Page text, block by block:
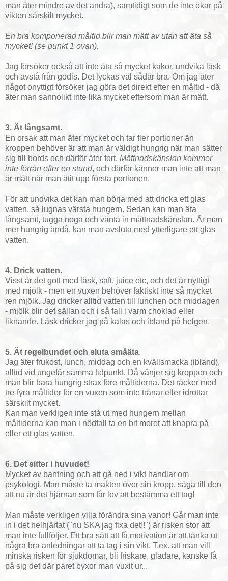
man äter mindre av det andra), samtidigt som de inte ökar på
vikten särskilt mycket.
En bra komponerad måltid blir man mätt av utan att äta så
mycket! (se punkt 1 ovan).
Jag försöker också att inte äta så mycket kakor, undvika läsk
och avstå från godis. Det lyckas väl sådär bra. Om jag äter
något onyttigt försöker jag göra det direkt efter en måltid - då
äter man sannolikt inte lika mycket eftersom man är mätt.
3. Ät långsamt.
En orsak att man äter mycket och tar fler portioner än
kroppen behöver är att man är väldigt hungrig när man sätter
sig till bords och därför äter fort. Mättnadskänslan kommer
inte förrän efter en stund, och därför känner man inte att man
är mätt när man ätit upp första portionen.
För att undvika det kan man börja med att dricka ett glas
vatten, så lugnas värsta hungern. Sedan kan man äta
långsamt, tugga noga och vänta in mättnadskänslan. Är man
mer hungrig ändå, kan man avsluta med ytterligare ett glas
vatten.
4. Drick vatten.
Visst är det gott med läsk, saft, juice etc, och det är nyttigt
med mjölk - men en vuxen behöver faktiskt inte så mycket
ren mjölk. Jag dricker alltid vatten till lunchen och middagen
- mjölk blir det sällan och i så fall i varm choklad eller
liknande. Läsk dricker jag på kalas och ibland på helgen.
5. Ät regelbundet och sluta småäta.
Jag äter frukost, lunch, middag och en kvällsmacka (ibland),
alltid vid ungefär samma tidpunkt. Då vänjer sig kroppen och
man blir bara hungrig strax före måltiderna. Det räcker med
tre-fyra måltider för en vuxen som inte tränar eller idrottar
särskilt mycket.
Kan man verkligen inte stå ut med hungern mellan
måltiderna kan man i nödfall ta en bit morot att knapra på
eller ett glas vatten.
6. Det sitter i huvudet!
Mycket av bantning och att gå ned i vikt handlar om
psykologi. Man måste ta makten över sin kropp, säga till den
att nu är det hjärnan som får lov att bestämma ett tag!
Man måste verkligen vilja förändra sina vanor! Går man inte
in i det helhjärtat ("nu SKA jag fixa det!!") är risken stor att
man inte fullföljer. Ett bra sätt att få motivation är att tänka ut
några bra anledningar att ta tag i sin vikt. T.ex. att man vill
minska risken för sjukdomar, bli friskare, gladare, kanske få
på sig det där paret byxor man vuxit ur...